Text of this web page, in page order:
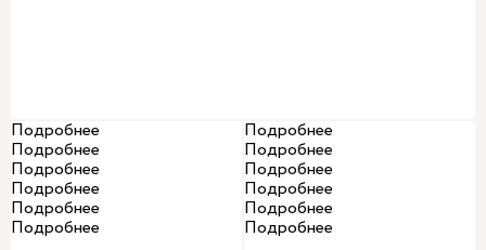
Подробнее
Подробнее
Подробнее
Подробнее
Подробнее
Подробнее
Подробнее
Подробнее
Подробнее
Подробнее
Подробнее
Подробнее